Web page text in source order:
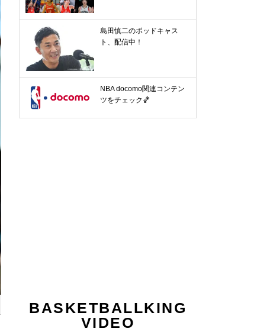
島田慎二のポッドキャス
ト、配信中！
NBA docomo関連コンテン
ツをチェック🏀
BASKETBALLKING
VIDEO